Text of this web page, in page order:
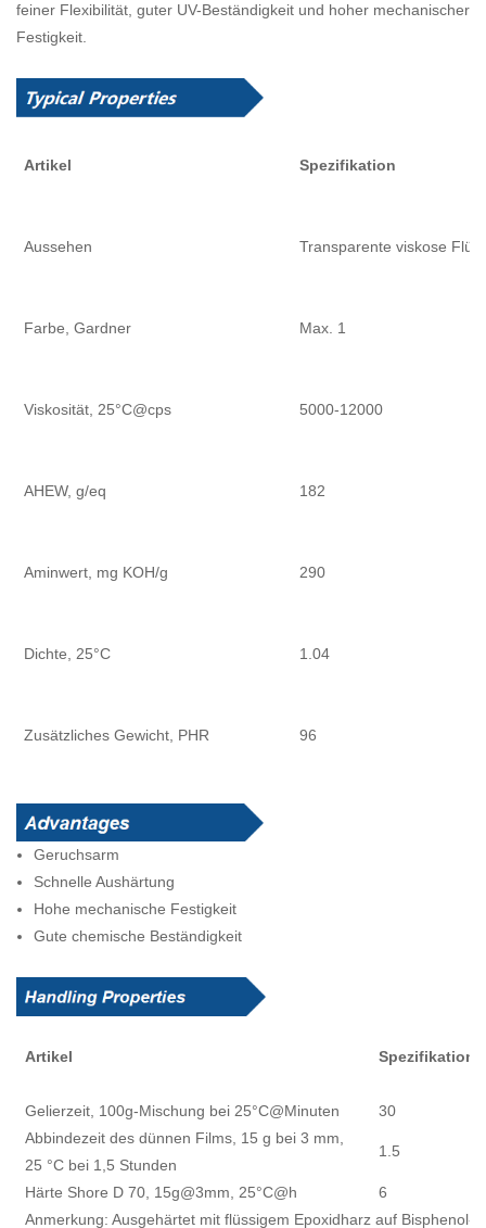
feiner Flexibilität, guter UV-Beständigkeit und hoher mechanischer
Festigkeit.
Artikel Spezifikation
Aussehen Transparente viskose
Farbe, Gardner Max. 1
Viskosität, 25°C@cps 5000-12000
AHEW, g/eq 182
Aminwert, mg KOH/g 290
Dichte, 25°C 1.04
Zusätzliches Gewicht, PHR 96
Geruchsarm
Schnelle Aushärtung
Hohe mechanische Festigkeit
Gute chemische Beständigkeit
Artikel Spezifikation
Gelierzeit, 100g-Mischung bei 25°C@Minuten
30
Abbindezeit des dünnen Films, 15 g bei 3 mm,
25 °C bei 1,5 Stunden
1.5
Härte Shore D 70, 15g@3mm, 25°C@h
6
Anmerkung: Ausgehärtet mit flüssigem Epoxidharz auf Bisphenol-